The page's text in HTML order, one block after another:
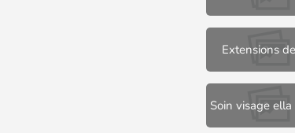
Extensions
Soin visage